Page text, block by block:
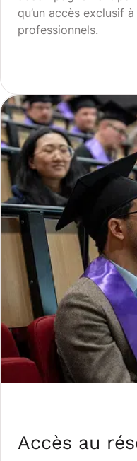
qu’un accès exclusif
professionnels.
Accès au